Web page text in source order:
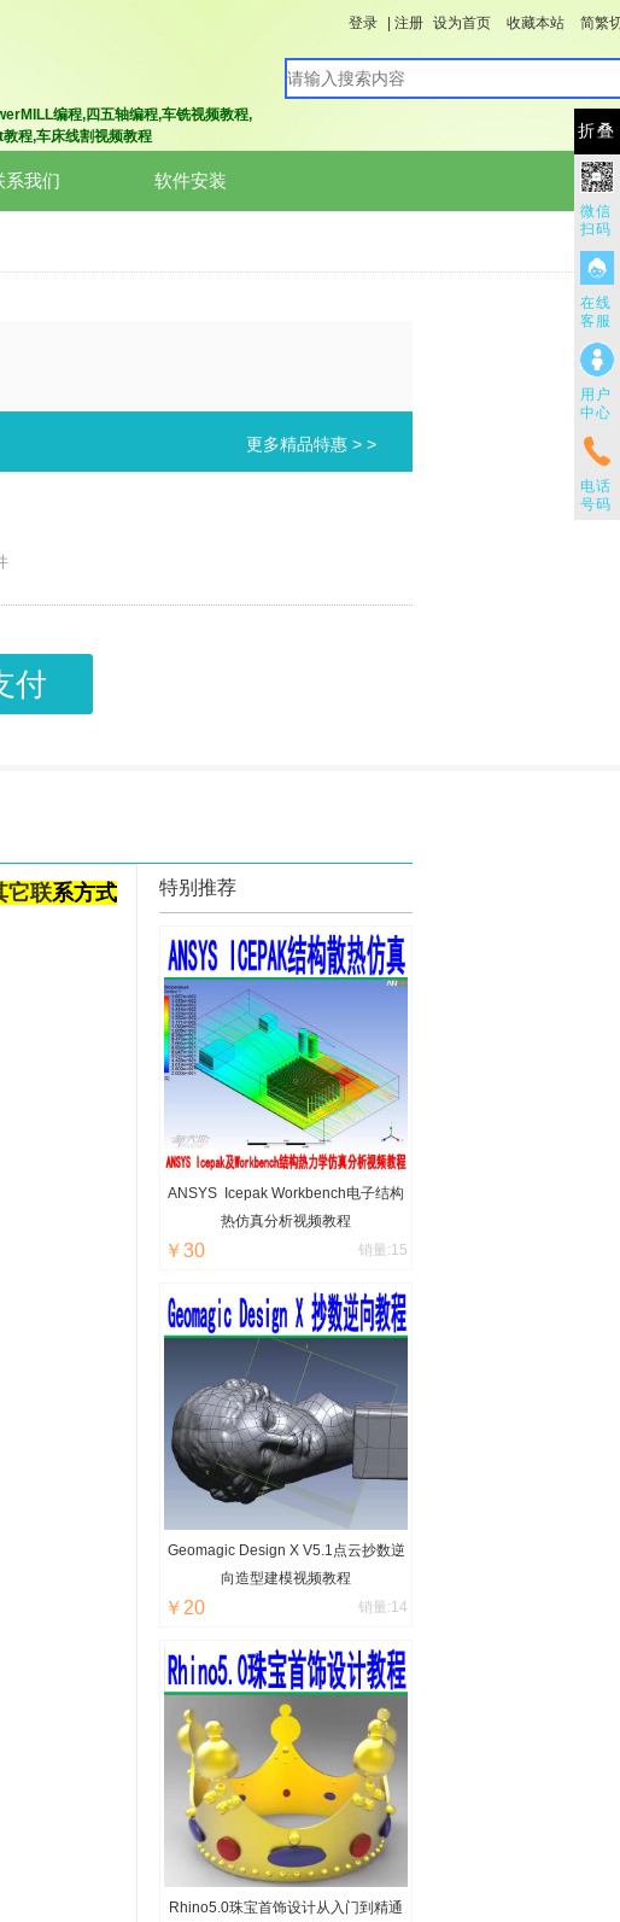
折叠
微信
扫码
在线
客服
用户
中心
电话
号码
编程,四五轴编程,车铣视频教程,
程,车床线割视频教程
登录 注册 设为首页 收藏本站 简繁
系我们 软件安装
更多精品特惠 > >
付
它联系方式
特别推荐
ANSYS Icepak Workbench电子结构
热仿真分析视频教程
￥30 销量:15
Geomagic Design X V5.1点云抄数逆
向造型建模视频教程
￥20 销量:14
Rhino5.0珠宝首饰设计从入门到精通